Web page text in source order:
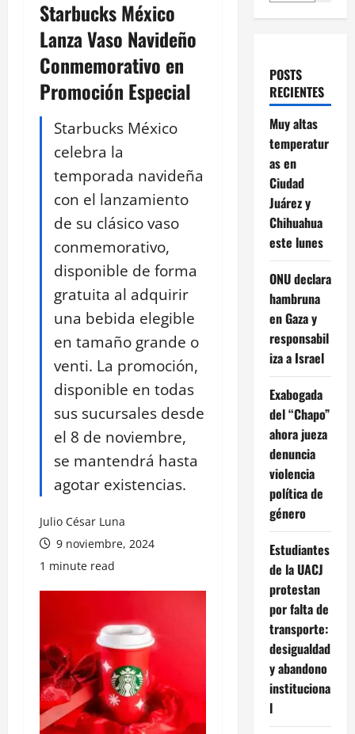
Starbucks México
Lanza Vaso Navideño
Conmemorativo en
Promoción Especial
Starbucks México
celebra la
temporada navideña
con el lanzamiento
de su clásico vaso
conmemorativo,
disponible de forma
gratuita al adquirir
una bebida elegible
en tamaño grande o
venti. La promoción,
disponible en todas
sus sucursales desde
el 8 de noviembre,
se mantendrá hasta
agotar existencias.
Julio César Luna
9 noviembre, 2024
1 minute read
POSTS
RECIENTES
Muy altas
temperatur
as en
Ciudad
Juárez y
Chihuahua
este lunes
ONU declara
hambruna
en Gaza y
responsabil
iza a Israel
Exabogada
del “Chapo”
ahora jueza
denuncia
violencia
política de
género
Estudiantes
de la UACJ
protestan
por falta de
transporte:
desigualdad
y abandono
instituciona
l